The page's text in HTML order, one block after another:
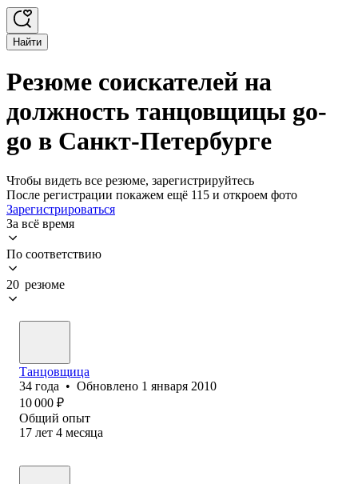
Найти
Резюме соискателей на
должность танцовщицы go-
go в Санкт-Петербурге
Чтобы видеть все резюме, зарегистрируйтесь
После регистрации покажем ещё 115 и откроем фото
Зарегистрироваться
За всё время
По соответствию
20 резюме
Танцовщица
34 года • Обновлено 1 января 2010
10 000 ₽
Общий опыт
17 лет 4 месяца